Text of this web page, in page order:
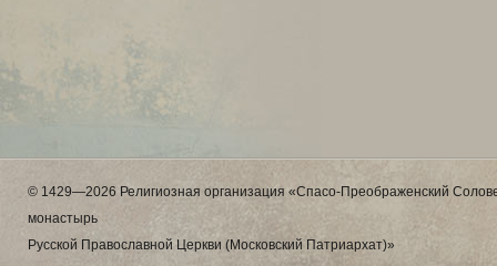
© 1429—2026 Религиозная организация «Спасо-Преображенский
монастырь
Русской Православной Церкви (Московский Патриархат)»